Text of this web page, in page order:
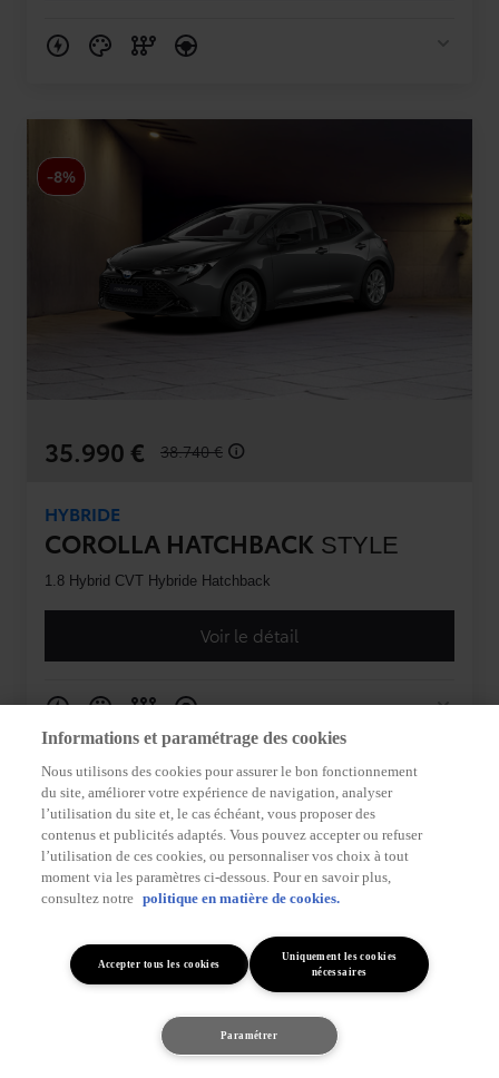
Informations et paramétrage des cookies
Nous utilisons des cookies pour assurer le bon fonctionnement
du site, améliorer votre expérience de navigation, analyser
l’utilisation du site et, le cas échéant, vous proposer des
contenus et publicités adaptés. Vous pouvez accepter ou refuser
l’utilisation de ces cookies, ou personnaliser vos choix à tout
moment via les paramètres ci-dessous. Pour en savoir plus,
consultez notre politique en matière de cookies.
Accepter tous les cookies
Uniquement les cookies
nécessaires
Paramétrer